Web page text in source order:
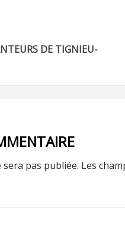
DE TIGNIEU-
pas publiée. Les